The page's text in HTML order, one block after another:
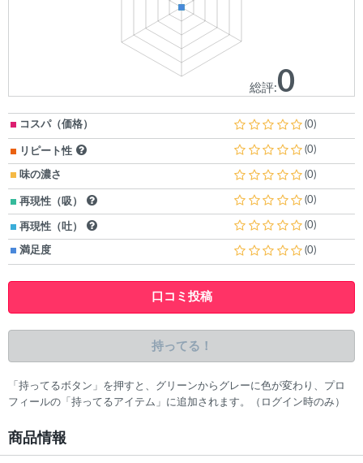
総評:0
コスパ（価格） (0)
リピート性 (0)
味の濃さ (0)
再現性（吸） (0)
再現性（吐） (0)
満足度 (0)
口コミ投稿
持ってる！
「持ってるボタン」を押すと、グリーンからグレーに色が変わり、プロ
フィールの「持ってるアイテム」に追加されます。（ログイン時のみ）
商品情報